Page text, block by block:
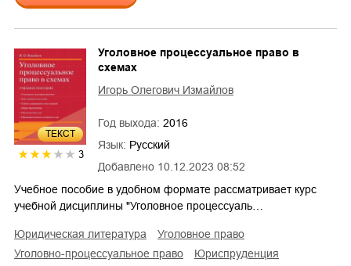
ТЕКСТ
3
Добавлено 10.12.2023 08:52
Уголовное процессуальное право в
схемах
Игорь Олегович Измайлов
Год выхода: 2016
Язык: Русский
Учебное пособие в удобном формате рассматривает курс
учебной дисциплины "Уголовное процессуаль…
юридическая литература
уголовное право
уголовно-процессуальное право
юриспруденция